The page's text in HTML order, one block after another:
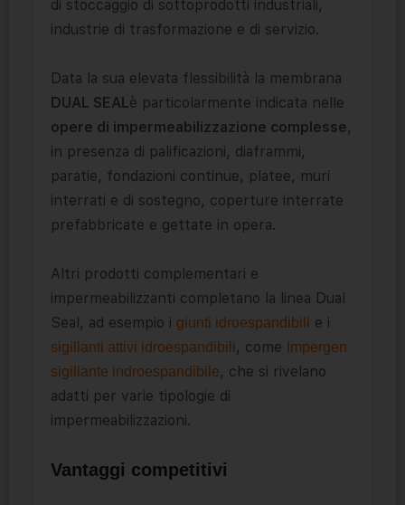
di stoccaggio di sottoprodotti industriali,
industrie di trasformazione e di servizio.
Data la sua elevata flessibilità la membrana
DUAL SEALè particolarmente indicata nelle
opere di impermeabilizzazione complesse,
in presenza di palificazioni, diaframmi,
paratie, fondazioni continue, platee, muri
interrati e di sostegno, coperture interrate
prefabbricate e gettate in opera.
Altri prodotti complementari e
impermeabilizzanti completano la linea Dual
Seal, ad esempio i giunti idroespandibili e i
sigillanti attivi idroespandibili, come
Impergen
sigillante indroespandibile, che si rivelano
adatti per varie tipologie di
impermeabilizzazioni.
Vantaggi competitivi